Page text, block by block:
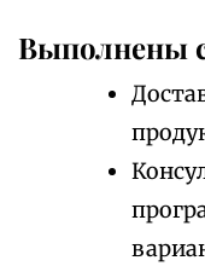
Выполнены